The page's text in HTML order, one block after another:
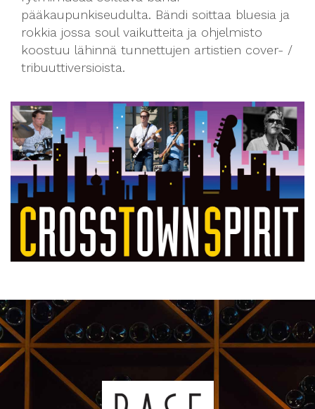
pääkaupunkiseudulta. Bändi soittaa bluesia ja
rokkia jossa soul vaikutteita ja ohjelmisto
koostuu lähinnä tunnettujen artistien cover- /
tribuuttiversioista.